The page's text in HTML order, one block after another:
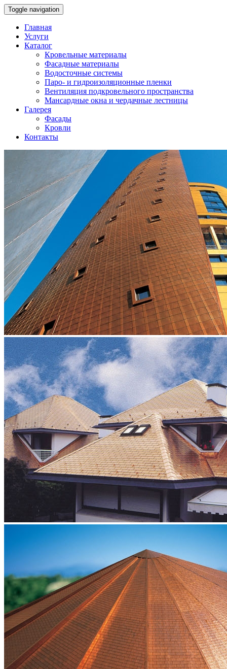
Toggle navigation
Главная
Услуги
Каталог
Кровельные материалы
Фасадные материалы
Водосточные системы
Паро- и гидроизоляционные пленки
Вентиляция подкровельного пространства
Мансардные окна и чердачные лестницы
Галерея
Фасады
Кровли
Контакты